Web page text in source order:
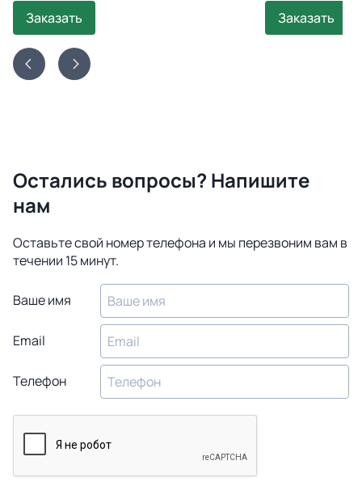
Заказать Заказать
Остались вопросы? Напишите
нам
Оставьте свой номер телефона и мы перезвоним вам в
течении 15 минут.
Ваше имя
Email
Телефон